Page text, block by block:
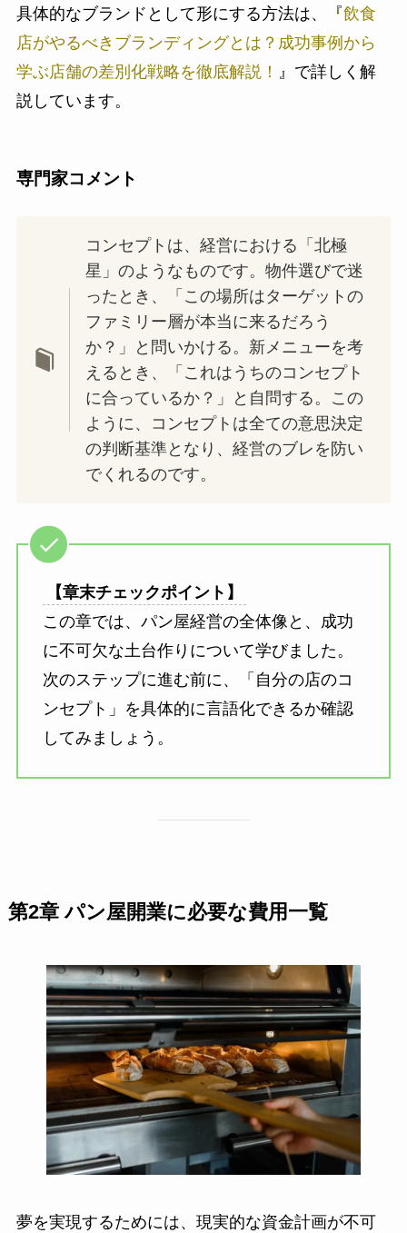
具体的なブランドとして形にする方法は、『飲食
店がやるべきブランディングとは？成功事例から
学ぶ店舗の差別化戦略を徹底解説！ 』で詳しく解
説しています。
専門家コメント
コンセプトは、経営における「北極
星」のようなものです。物件選びで迷
ったとき、「この場所はターゲットの
ファミリー層が本当に来るだろう
か？」と問いかける。新メニューを考
えるとき、「これはうちのコンセプト
に合っているか？」と自問する。この
ように、コンセプトは全ての意思決定
の判断基準となり、経営のブレを防い
でくれるのです。
【章末チェックポイント】
この章では、パン屋経営の全体像と、成功
に不可欠な土台作りについて学びました。
次のステップに進む前に、「自分の店のコ
ンセプト」を具体的に言語化できるか確認
してみましょう。
第2章 パン屋開業に必要な費用一覧
夢を実現するためには、現実的な資金計画が不可